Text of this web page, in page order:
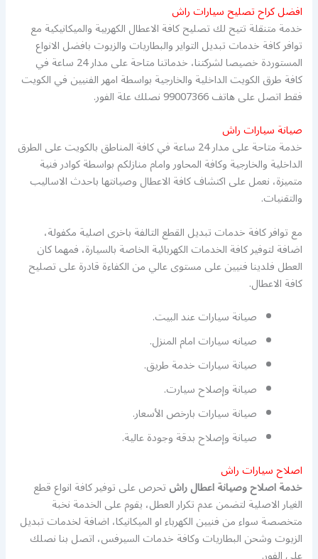
افضل كراح تصليح سيارات راش
خدمة متنقلة تتيح لك تصليح كافة الاعطال الكهربية والميكانيكية مع
توافر كافة خدمات تبديل التواير والبطاريات والزيوت بافضل الانواع
المستوردة خصيصا لشركتنا، خدماتنا متاحة على مدار 24 ساعة في
كافة طرق الكويت الداخلية والخارجية بواسطة امهر الفنيين في الكويت
فقط اتصل على هاتف 99007366 نصلك علة الفور.
صيانة سيارات راش
خدمة متاحة على مدار 24 ساعة في كافة المناطق بالكويت على الطرق
الداخلية والخارجية وكافة المحاور وامام منازلكم بواسطة كوادر فنية
متميزة، نعمل على اكتشاف كافة الاعطال وصيانتها باحدث الاساليب
والتقنيات.
مع توافر كافة خدمات تبديل القطع التالفة باخرى اصلية مكفولة،
اضافة لتوفير كافة الخدمات الكهربائية الخاصة بالسيارة، فمهما كان
العطل فلدينا فنيين على مستوى عالي من الكفاءة قادرة على تصليح
كافة الاعطال.
صيانة سيارات عند البيت.
صيانه سيارات امام المنزل.
صيانة سيارات خدمة طريق.
صيانة وإصلاح سيارت.
صيانة سيارات بارخص الأسعار.
صيانة وإصلاح بدقة وجودة عالية.
اصلاح سيارات راش
خدمة اصلاح وصيانة اعطال راشتحرص على توفير كافة انواع قطع
الغيار الاصلية لتضمن عدم تكرار العطل، يقوم على الخدمة نخبة
متخصصة سواء من فنيين الكهرباء او الميكانيكا، اضافة لخدمات تبديل
الزيوت وشحن البطاريات وكافة خدمات السيرفس، اتصل بنا نصلك